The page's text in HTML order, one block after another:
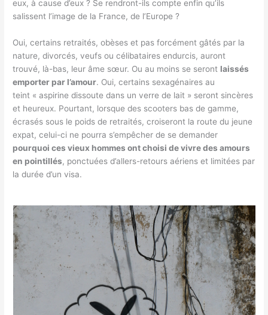
eux, à cause d’eux ? Se rendront-ils compte enfin qu’ils
salissent l’image de la France, de l’Europe ?
Oui, certains retraités, obèses et pas forcément gâtés par la
nature, divorcés, veufs ou célibataires endurcis, auront
trouvé, là-bas, leur âme sœur. Ou au moins se seront laissés
emporter par l’amour. Oui, certains sexagénaires au
teint « aspirine dissoute dans un verre de lait » seront sincères
et heureux. Pourtant, lorsque des scooters bas de gamme,
écrasés sous le poids de retraités, croiseront la route du jeune
expat, celui-ci ne pourra s’empêcher de se demander
pourquoi ces vieux hommes ont choisi de vivre des amours
en pointillés, ponctuées d’allers-retours aériens et limitées par
la durée d’un visa.